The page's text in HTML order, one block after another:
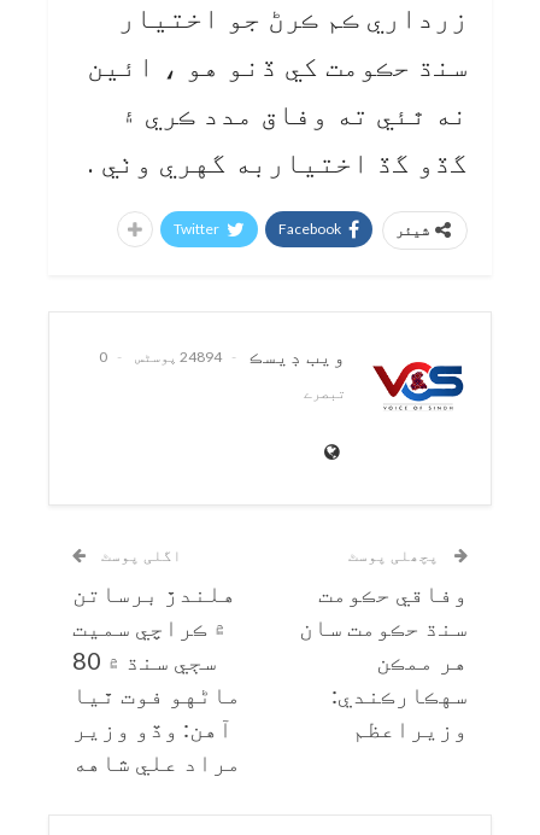
زرداري ڪم ڪرڻ جو اختيار
سنڌ حڪومت کي ڏنو هو ، ائين
نه ٿئي ته وفاق مدد ڪري ۽
گڏو گڏ اختياربه گهري وٺي .
شیئر Facebook
Twitter
ويب ڊيسڪ 24894 پوسٹس
0
تبصرے
پچھلی پوسٹ
وفاقي حڪومت
سنڌ حڪومت سان
هر ممڪن
سهڪارڪندي:
وزيراعظم
اگلی پوسٹ
هلندڙ برساتن
۾ ڪراچي سميت
سڄي سنڌ ۾ 80
ماڻهو فوت ٿيا
آهن: وڏو وزير
مراد علي شاهه